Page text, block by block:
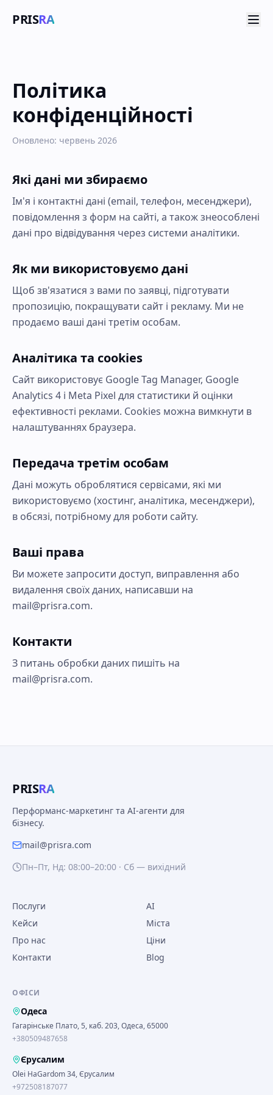
PRISRA
Політика
конфіденційності
Оновлено: червень 2026
Які дані ми збираємо
Ім'я і контактні дані (email, телефон, месенджери),
повідомлення з форм на сайті, а також знеособлені
дані про відвідування через системи аналітики.
Як ми використовуємо дані
Щоб зв'язатися з вами по заявці, підготувати
пропозицію, покращувати сайт і рекламу. Ми не
продаємо ваші дані третім особам.
Аналітика та cookies
Сайт використовує Google Tag Manager, Google
Analytics 4 і Meta Pixel для статистики й оцінки
ефективності реклами. Cookies можна вимкнути в
налаштуваннях браузера.
Передача третім особам
Дані можуть оброблятися сервісами, які ми
використовуємо (хостинг, аналітика, месенджери),
в обсязі, потрібному для роботи сайту.
Ваші права
Ви можете запросити доступ, виправлення або
видалення своїх даних, написавши на
mail@prisra.com.
Контакти
З питань обробки даних пишіть на
mail@prisra.com.
PRISRA
Перформанс-маркетинг та AI-агенти для
бізнесу.
mail@prisra.com
Пн–Пт, Нд: 08:00–20:00 · Сб — вихідний
Послуги
AI
Кейси
Міста
Про нас
Ціни
Контакти
Blog
ОФІСИ
Одеса
Гагарінське Плато, 5, каб. 203, Одеса, 65000
+380509487658
Єрусалим
Olei HaGardom 34, Єрусалим
+972508187077